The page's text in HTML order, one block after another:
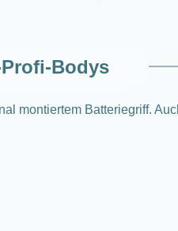
Bodys
montiertem Batteriegriff.